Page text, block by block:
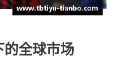
全球市场